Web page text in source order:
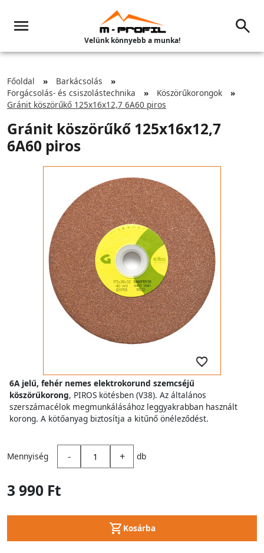
Velünk könnyebb a munka!
Főoldal
Barkácsolás
Forgácsolás- és csiszolástechnika
Köszörűkorongok
Gránit köszörűkő 125x16x12,7 6A60 piros
Gránit köszörűkő 125x16x12,7
6A60 piros
6A jelű, fehér nemes elektrokorund szemcséjű
köszörűkorong, PIROS kötésben (V38). Az általános
szerszámacélok megmunkálásához leggyakrabban használt
korong. A kötőanyag biztosítja a kitűnő önéleződést.
Mennyiség - + db
3 990 Ft
Kosárba